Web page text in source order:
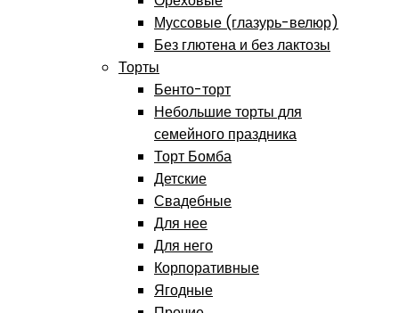
Муссовые (глазурь-велюр)
Без глютена и без лактозы
Торты
Бенто-торт
Небольшие торты для
семейного праздника
Торт Бомба
Детские
Свадебные
Для нее
Для него
Корпоративные
Ягодные